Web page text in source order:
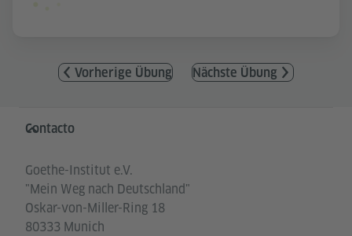
Vorherige Übung Nächste Übung
Service- und Informationsbereich
Contacto
Goethe-Institut e.V.
"Mein Weg nach Deutschland"
Oskar-von-Miller-Ring 18
80333 Munich